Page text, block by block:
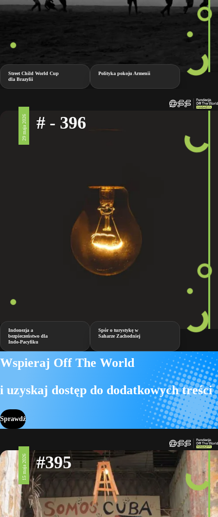
Street Child World Cup
dla Brazylii
Polityka pokoju Armenii
29 maja 2026 # - 396
Indonezja a
bezpieczeństwo dla
Indo-Pacyfiku
Spór o turystykę w
Saharze Zachodniej
Wspieraj Off The World
i uzyskaj dostęp do dodatkowych treści
Sprawdź
15 maja 2026 #395